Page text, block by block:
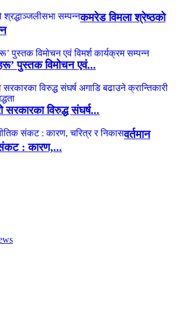
कमरेड विमला श्रेष्ठको
पुस्तक विमोचन एवं...
सरकारका विरुद्ध संघर्ष...
वर्तमान
: कारण,...